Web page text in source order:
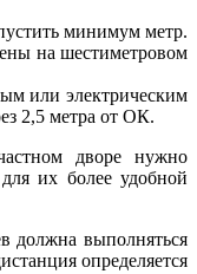
минимум метр.
на шестиметровом
или электрическим
2,5 метра от ОК.
дворе нужно
их более удобной
должна выполняться
определяется